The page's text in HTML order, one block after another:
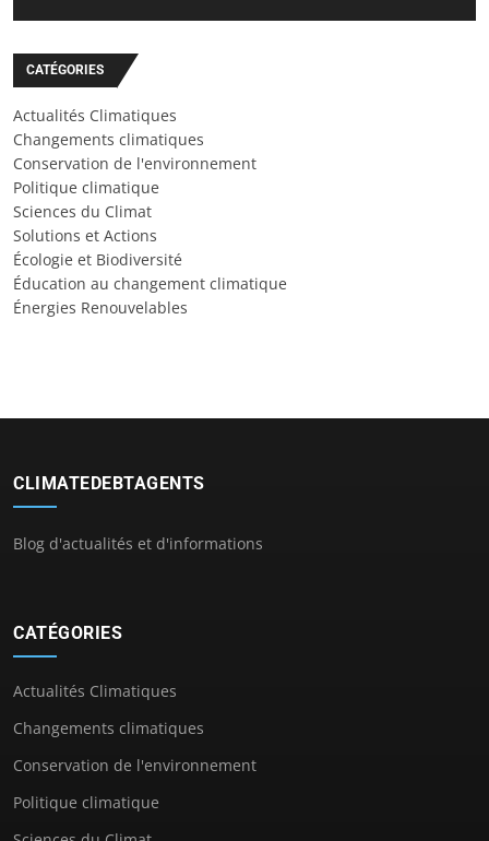
CATÉGORIES
Actualités Climatiques
Changements climatiques
Conservation de l'environnement
Politique climatique
Sciences du Climat
Solutions et Actions
Écologie et Biodiversité
Éducation au changement climatique
Énergies Renouvelables
CLIMATEDEBTAGENTS
Blog d'actualités et d'informations
CATÉGORIES
Actualités Climatiques
Changements climatiques
Conservation de l'environnement
Politique climatique